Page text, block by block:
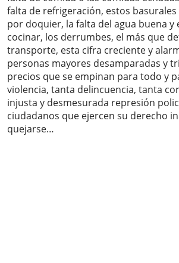
falta de refrigeración, estos basurales
por doquier, la falta del agua buena y
cocinar, los derrumbes, el más que
transporte, esta cifra creciente y
personas mayores desamparadas y
precios que se empinan para todo y
violencia, tanta delincuencia, tanta
injusta y desmesurada represión
ciudadanos que ejercen su derecho
quejarse…